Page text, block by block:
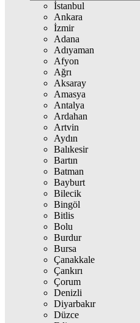
İstanbul
Ankara
İzmir
Adana
Adıyaman
Afyon
Ağrı
Aksaray
Amasya
Antalya
Ardahan
Artvin
Aydın
Balıkesir
Bartın
Batman
Bayburt
Bilecik
Bingöl
Bitlis
Bolu
Burdur
Bursa
Çanakkale
Çankırı
Çorum
Denizli
Diyarbakır
Düzce